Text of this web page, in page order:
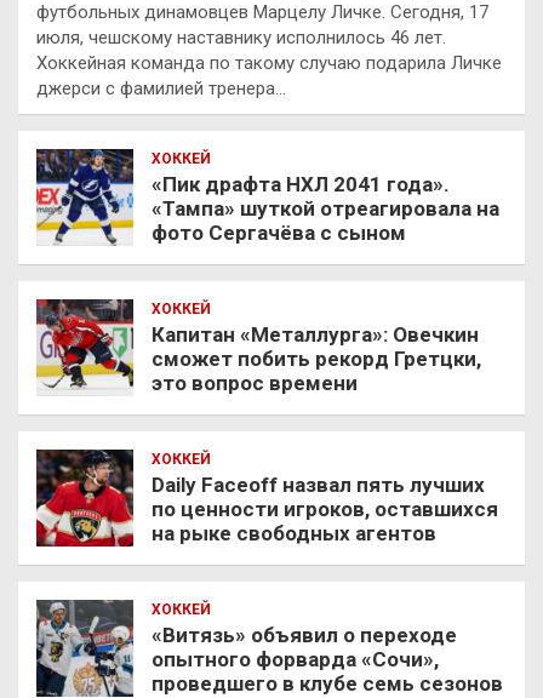
футбольных динамовцев Марцелу Личке. Сегодня, 17
июля, чешскому наставнику исполнилось 46 лет.
Хоккейная команда по такому случаю подарила Личке
джерси с фамилией тренера…
ХОККЕЙ
«Пик драфта НХЛ 2041 года».
«Тампа» шуткой отреагировала на
фото Сергачёва с сыном
ХОККЕЙ
Капитан «Металлурга»: Овечкин
сможет побить рекорд Гретцки,
это вопрос времени
ХОККЕЙ
Daily Faceoff назвал пять лучших
по ценности игроков, оставшихся
на рыке свободных агентов
ХОККЕЙ
«Витязь» объявил о переходе
опытного форварда «Сочи»,
проведшего в клубе семь сезонов